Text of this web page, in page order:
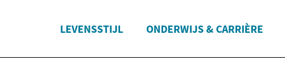
LEVENSSTIJL ONDERWIJS & CARRIÈRE